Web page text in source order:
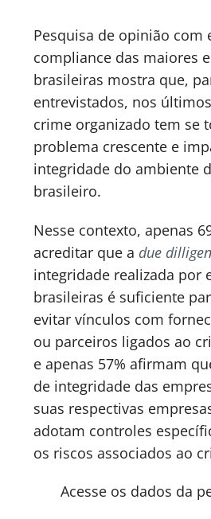
Pesquisa de opinião com
compliance das maiores
brasileiras mostra que,
entrevistados, nos
crime organizado tem se
problema crescente e
integridade do ambiente
brasileiro.
Nesse contexto, apenas
acreditar que a due
integridade realizada por
brasileiras é suficiente
evitar vínculos com
ou parceiros ligados ao
e apenas 57% afirmam
de integridade das
suas respectivas
adotam controles
os riscos associados ao
Acesse os dados da